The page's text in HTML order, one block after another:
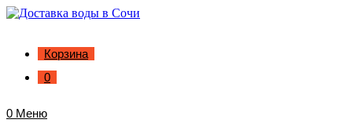
Корзина
0
0 Меню